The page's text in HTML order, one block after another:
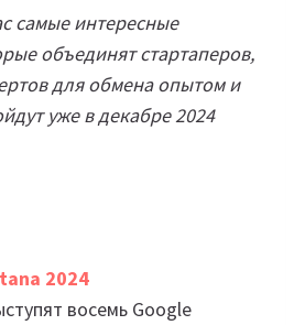
самые интересные
объединят стартаперов,
для обмена опытом и
уже в декабре 2024
2024
восемь Google